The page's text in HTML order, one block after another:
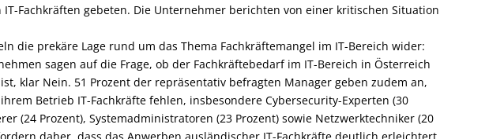
Fachkräften gebeten. Die Unternehmer berichten von einer kritischen Situation
die prekäre Lage rund um das Thema Fachkräftemangel im IT-Bereich wider:
sagen auf die Frage, ob der Fachkräftebedarf im IT-Bereich in Österreich
klar Nein. 51 Prozent der repräsentativ befragten Manager geben zudem an,
Betrieb IT-Fachkräfte fehlen, insbesondere Cybersecurity-Experten (30
(24 Prozent), Systemadministratoren (23 Prozent) sowie Netzwerktechniker (20